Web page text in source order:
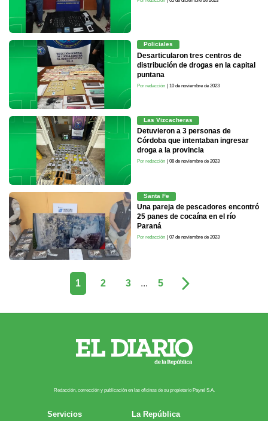
Policiales
Desarticularon tres centros de
distribución de drogas en la capital
puntana
Por redacción | 10 de noviembre de 2023
Las Vizcacheras
Detuvieron a 3 personas de
Córdoba que intentaban ingresar
droga a la provincia
Por redacción | 08 de noviembre de 2023
Santa Fe
Una pareja de pescadores encontró
25 panes de cocaína en el río
Paraná
Por redacción | 07 de noviembre de 2023
1 2 3 ... 5
Redacción, corrección y publicación en las oficinas de su propietario Payn​é S.A.
Servicios
La República